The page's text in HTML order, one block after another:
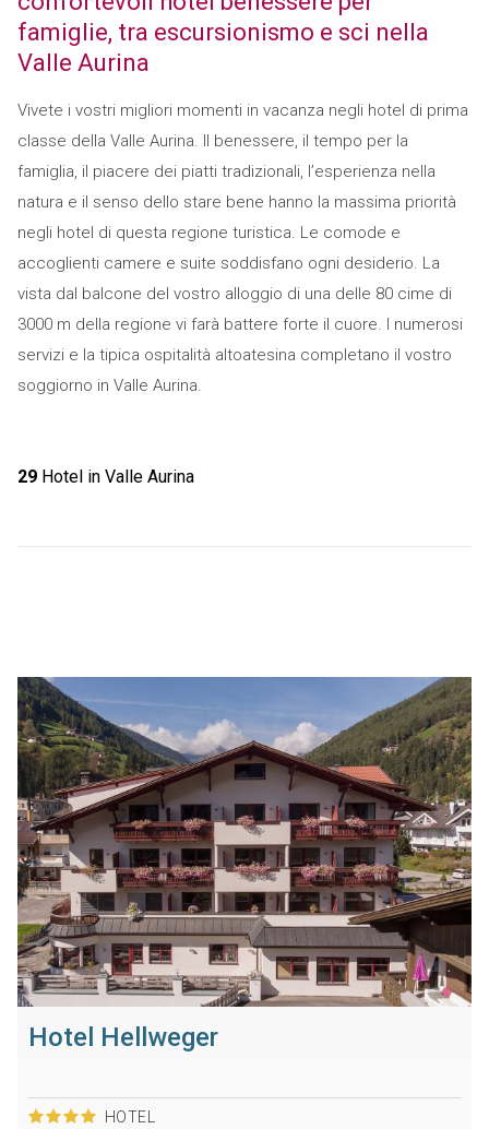
famiglie, tra escursionismo e sci nella
Valle Aurina
Vivete i vostri migliori momenti in vacanza negli hotel di prima
classe della Valle Aurina. Il benessere, il tempo per la
famiglia, il piacere dei piatti tradizionali, l’esperienza nella
natura e il senso dello stare bene hanno la massima priorità
negli hotel di questa regione turistica. Le comode e
accoglienti camere e suite soddisfano ogni desiderio. La
vista dal balcone del vostro alloggio di una delle 80 cime di
3000 m della regione vi farà battere forte il cuore. I numerosi
servizi e la tipica ospitalità altoatesina completano il vostro
soggiorno in Valle Aurina.
29Hotel in Valle Aurina
Hotel Hellweger
HOTEL